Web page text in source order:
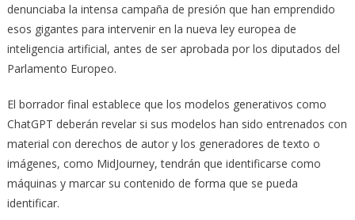
denunciaba la intensa campaña de presión que han emprendido
esos gigantes para intervenir en la nueva ley europea de
inteligencia artificial, antes de ser aprobada por los diputados del
Parlamento Europeo.
El borrador final establece que los modelos generativos como
ChatGPT deberán revelar si sus modelos han sido entrenados con
material con derechos de autor y los generadores de texto o
imágenes, como MidJourney, tendrán que identificarse como
máquinas y marcar su contenido de forma que se pueda
identificar.